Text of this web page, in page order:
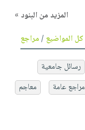
المزيد من البنود »
كل المواضيع/مراجع
رسائل جامعية
مراجع عامة
معاجم